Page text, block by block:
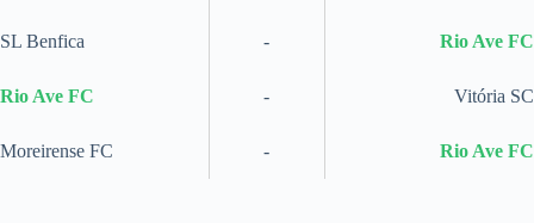
SL Benfica - Rio Ave FC
Rio Ave FC - Vitória SC
Moreirense FC - Rio Ave FC